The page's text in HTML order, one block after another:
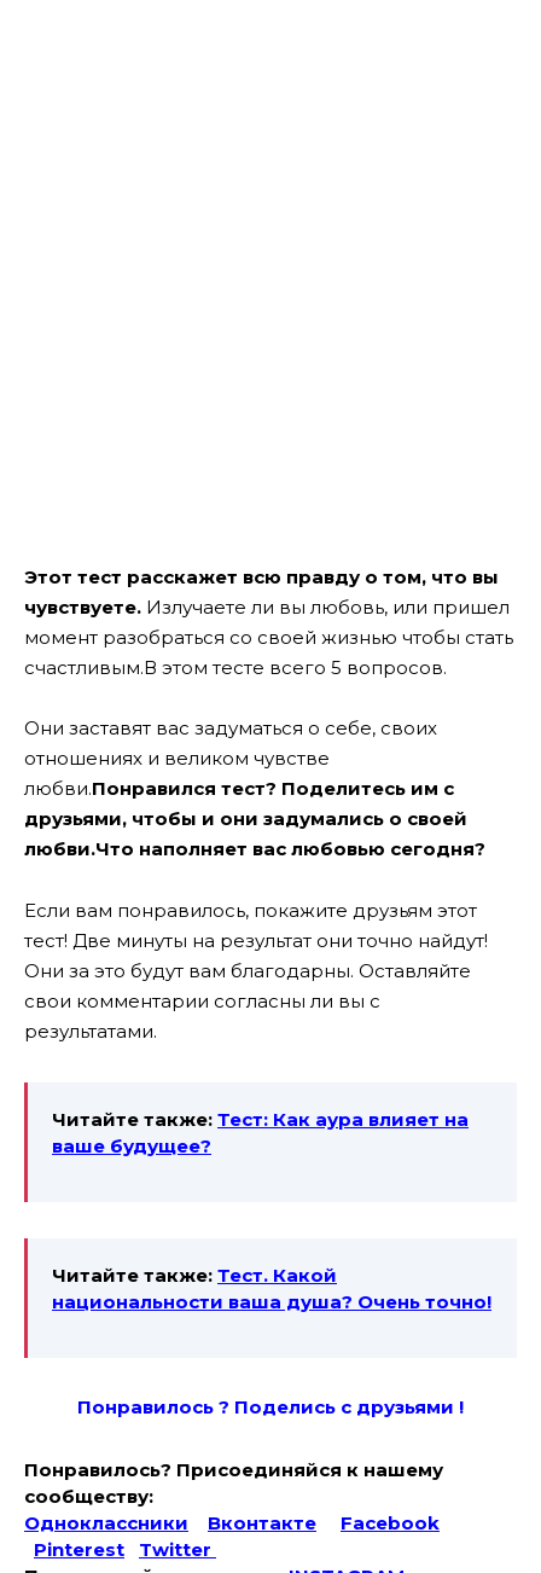
Этот тест расскажет всю правду о том, что вы
чувствуете. Излучаете ли вы любовь, или пришел
момент разобраться со своей жизнью чтобы стать
счастливым.В этом тесте всего 5 вопросов.
Они заставят вас задуматься о себе, своих
отношениях и великом чувстве
любви.Понравился тест? Поделитесь им с
друзьями, чтобы и они задумались о своей
любви.Что наполняет вас любовью сегодня?
Если вам понравилось, покажите друзьям этот
тест! Две минуты на результат они точно найдут!
Они за это будут вам благодарны. Оставляйте
свои комментарии согласны ли вы с
результатами.
Читайте также: Тест: Как аура влияет на
ваше будущее?
Читайте также: Тест. Какой
национальности ваша душа? Очень точно!
Понравилось ? Поделись с друзьями !
Понравилось? Присоединяйся к нашему
сообществу:
Одноклассники
Вконтакте
Facebook
Pinterest
Twitter